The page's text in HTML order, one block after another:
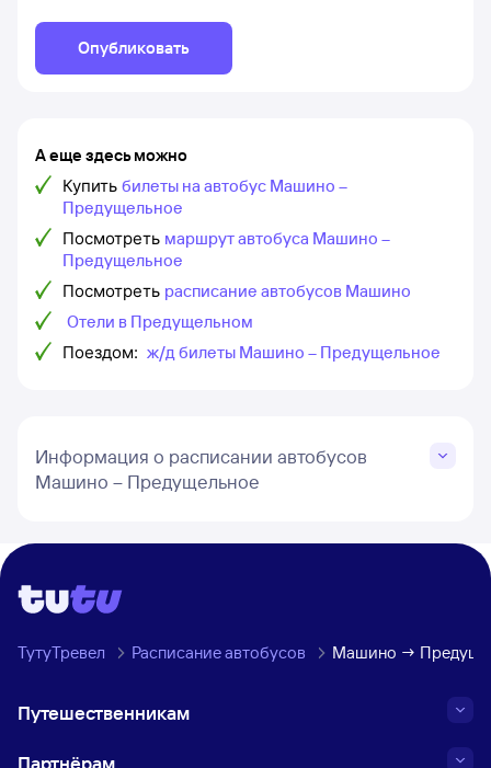
Опубликовать
А еще здесь можно
Купить билеты на автобус Машино –
Предущельное
Посмотреть маршрут автобуса Машино –
Предущельное
Посмотреть расписание автобусов Машино
Отели в Предущельном
Поездом: ж/д билеты Машино – Предущельное
Информация о расписании автобусов
Машино – Предущельное
ТутуТревел Расписание автобусов Машино →
Путешественникам
Партнёрам